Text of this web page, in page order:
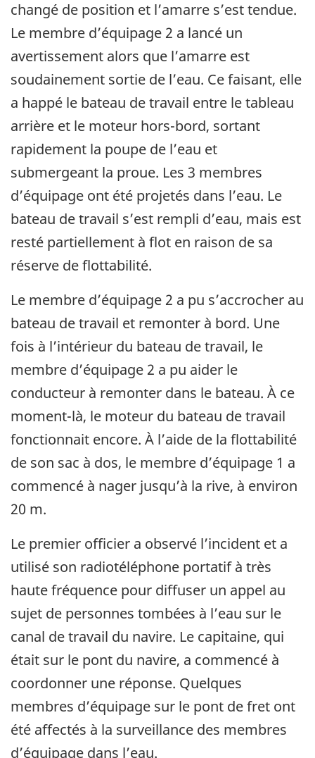
changé de position et l’amarre s’est tendue.
Le membre d’équipage 2 a lancé un
avertissement alors que l’amarre est
soudainement sortie de l’eau. Ce faisant, elle
a happé le bateau de travail entre le tableau
arrière et le moteur hors-bord, sortant
rapidement la poupe de l’eau et
submergeant la proue. Les 3 membres
d’équipage ont été projetés dans l’eau. Le
bateau de travail s’est rempli d’eau, mais est
resté partiellement à flot en raison de sa
réserve de flottabilité.
Le membre d’équipage 2 a pu s’accrocher au
bateau de travail et remonter à bord. Une
fois à l’intérieur du bateau de travail, le
membre d’équipage 2 a pu aider le
conducteur à remonter dans le bateau. À ce
moment-là, le moteur du bateau de travail
fonctionnait encore. À l’aide de la flottabilité
de son sac à dos, le membre d’équipage 1 a
commencé à nager jusqu’à la rive, à environ
20 m.
Le premier officier a observé l’incident et a
utilisé son radiotéléphone portatif à très
haute fréquence pour diffuser un appel au
sujet de personnes tombées à l’eau sur le
canal de travail du navire. Le capitaine, qui
était sur le pont du navire, a commencé à
coordonner une réponse. Quelques
membres d’équipage sur le pont de fret ont
été affectés à la surveillance des membres
d’équipage dans l’eau.